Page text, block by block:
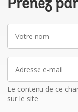
Prenez
nom
mail
Le contenu de ce
sur le site